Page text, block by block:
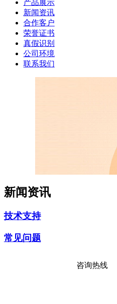
产品展示
新闻资讯
合作客户
荣誉证书
真假识别
公司环境
联系我们
新闻资讯
技术支持
常见问题
咨询热线